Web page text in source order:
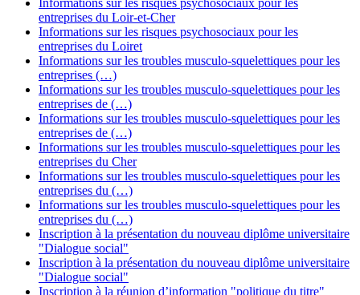
Informations sur les risques psychosociaux pour les
entreprises du Loir-et-Cher
Informations sur les risques psychosociaux pour les
entreprises du Loiret
Informations sur les troubles musculo-squelettiques pour les
entreprises (…)
Informations sur les troubles musculo-squelettiques pour les
entreprises de (…)
Informations sur les troubles musculo-squelettiques pour les
entreprises de (…)
Informations sur les troubles musculo-squelettiques pour les
entreprises du Cher
Informations sur les troubles musculo-squelettiques pour les
entreprises du (…)
Informations sur les troubles musculo-squelettiques pour les
entreprises du (…)
Inscription à la présentation du nouveau diplôme universitaire
"Dialogue social"
Inscription à la présentation du nouveau diplôme universitaire
"Dialogue social"
Inscription à la réunion d’information "politique du titre"